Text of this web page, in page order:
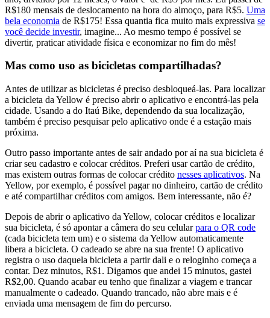
R$180 mensais de deslocamento na hora do almoço, para R$5. Uma
bela economia de R$175! Essa quantia fica muito mais expressiva se
você decide investir, imagine... Ao mesmo tempo é possível se
divertir, praticar atividade física e economizar no fim do mês!
Mas como uso as bicicletas compartilhadas?
Antes de utilizar as bicicletas é preciso desbloqueá-las. Para localizar
a bicicleta da Yellow é preciso abrir o aplicativo e encontrá-las pela
cidade. Usando a do Itaú Bike, dependendo da sua localização,
também é preciso pesquisar pelo aplicativo onde é a estação mais
próxima.
Outro passo importante antes de sair andado por aí na sua bicicleta é
criar seu cadastro e colocar créditos. Preferi usar cartão de crédito,
mas existem outras formas de colocar crédito nesses aplicativos. Na
Yellow, por exemplo, é possível pagar no dinheiro, cartão de crédito
e até compartilhar créditos com amigos. Bem interessante, não é?
Depois de abrir o aplicativo da Yellow, colocar créditos e localizar
sua bicicleta, é só apontar a câmera do seu celularpara o QR code
(cada bicicleta tem um) e o sistema da Yellow automaticamente
libera a bicicleta. O cadeado se abre na sua frente! O aplicativo
registra o uso daquela bicicleta a partir dali e o reloginho começa a
contar. Dez minutos, R$1. Digamos que andei 15 minutos, gastei
R$2,00. Quando acabar eu tenho que finalizar a viagem e trancar
manualmente o cadeado. Quando trancado, não abre mais e é
enviada uma mensagem de fim do percurso.